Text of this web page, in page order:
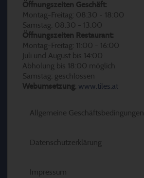
Öffnungszeiten Geschäft:
Montag-Freitag: 08:30 - 18:00
Samstag: 08:30 - 13:00
Öffnungszeiten Restaurant:
Montag-Freitag: 11:00 - 16:00
Juli und August bis 14:00
Abholung bis 18:00 möglich
Samstag: geschlossen
Webumsetzung: www.tiles.at
Allgemeine Geschäftsbedingungen
Datenschutzerklärung
Impressum